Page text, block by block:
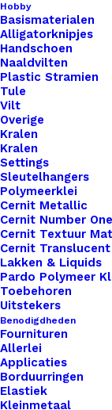
Hobby
Basismaterialen
Alligatorknipjes
Handschoen
Naaldvilten
Plastic Stramien
Tule
Vilt
Overige
Kralen
Kralen
Settings
Sleutelhangers
Polymeerklei
Cernit Metallic
Cernit Number One
Cernit Textuur
Cernit Translucent
Lakken & Liquids
Pardo Polymeer
Toebehoren
Uitstekers
Benodigdheden
Fournituren
Allerlei
Applicaties
Borduurringen
Elastiek
Kleinmetaal
Vierkant
Leren
Label
Een
Ster
3,5x3,5cm
aantal
Artikelnummer
Categorie
Binnen 1-3
Veilig
Unieke en
Overzicht